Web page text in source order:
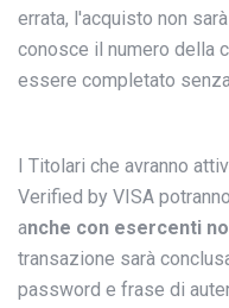
errata, l'acquisto non
conosce il numero della
essere completato
I Titolari che avranno
Verified by VISA
anche con esercenti
transazione sarà
password e frase di